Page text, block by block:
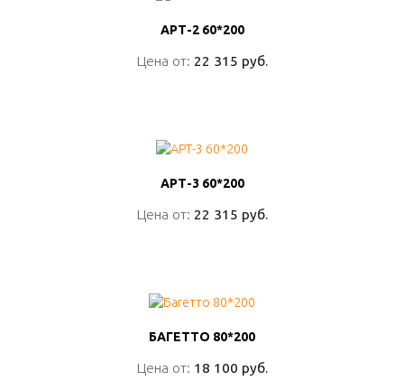
АРТ-2 60*200
Цена от: 22 315 руб.
АРТ-2 60*200
Цена от: 22 315 руб.
АРТ-3 60*200
Цена от: 22 315 руб.
АРТ-3 60*200
Цена от: 22 315 руб.
БАГЕТТО 80*200
Цена от: 18 100 руб.
БАГЕТТО 80*200
Цена от: 18 100 руб.